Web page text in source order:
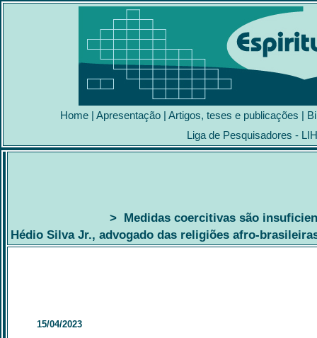
Home | Apresentação | Artigos, teses e publicações |
Liga de Pesquisadores -
> Medidas coercitivas são
Hédio Silva Jr., advogado das religiões afro-
15/04/2023